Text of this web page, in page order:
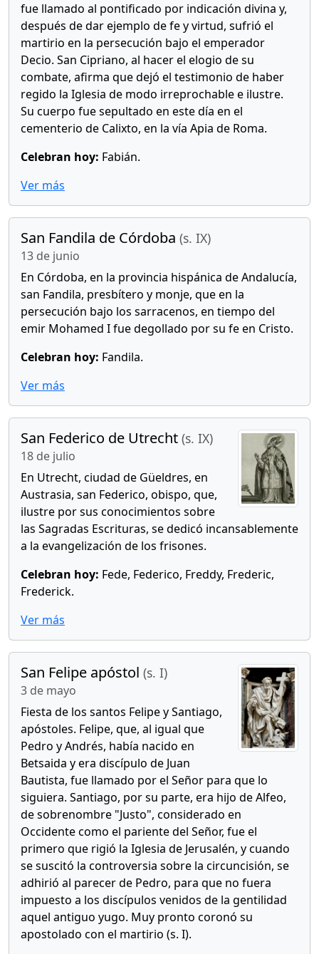
fue llamado al pontificado por indicación divina y,
después de dar ejemplo de fe y virtud, sufrió el
martirio en la persecución bajo el emperador
Decio. San Cipriano, al hacer el elogio de su
combate, afirma que dejó el testimonio de haber
regido la Iglesia de modo irreprochable e ilustre.
Su cuerpo fue sepultado en este día en el
cementerio de Calixto, en la vía Apia de Roma.
Celebran hoy: Fabián.
Ver más
San Fandila de Córdoba (s. IX)
13 de junio
En Córdoba, en la provincia hispánica de Andalucía,
san Fandila, presbítero y monje, que en la
persecución bajo los sarracenos, en tiempo del
emir Mohamed I fue degollado por su fe en Cristo.
Celebran hoy: Fandila.
Ver más
San Federico de Utrecht (s. IX)
18 de julio
En Utrecht, ciudad de Güeldres, en
Austrasia, san Federico, obispo, que,
ilustre por sus conocimientos sobre
las Sagradas Escrituras, se dedicó incansablemente
a la evangelización de los frisones.
Celebran hoy: Fede, Federico, Freddy, Frederic,
Frederick.
Ver más
San Felipe apóstol (s. I)
3 de mayo
Fiesta de los santos Felipe y Santiago,
apóstoles. Felipe, que, al igual que
Pedro y Andrés, había nacido en
Betsaida y era discípulo de Juan
Bautista, fue llamado por el Señor para que lo
siguiera. Santiago, por su parte, era hijo de Alfeo,
de sobrenombre "Justo", considerado en
Occidente como el pariente del Señor, fue el
primero que rigió la Iglesia de Jerusalén, y cuando
se suscitó la controversia sobre la circuncisión, se
adhirió al parecer de Pedro, para que no fuera
impuesto a los discípulos venidos de la gentilidad
aquel antiguo yugo. Muy pronto coronó su
apostolado con el martirio (s. I).